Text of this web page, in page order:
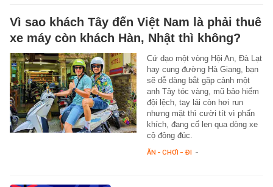
Vì sao khách Tây đến Việt Nam là phải thuê
xe máy còn khách Hàn, Nhật thì không?
Cứ dạo một vòng Hội An, Đà Lạt
hay cung đường Hà Giang, bạn
sẽ dễ dàng bắt gặp cảnh một
anh Tây tóc vàng, mũ bảo hiểm
đội lệch, tay lái còn hơi run
nhưng mặt thì cười tít vì phấn
khích, đang cố len qua dòng xe
cộ đông đúc.
ĂN - CHƠI - ĐI -